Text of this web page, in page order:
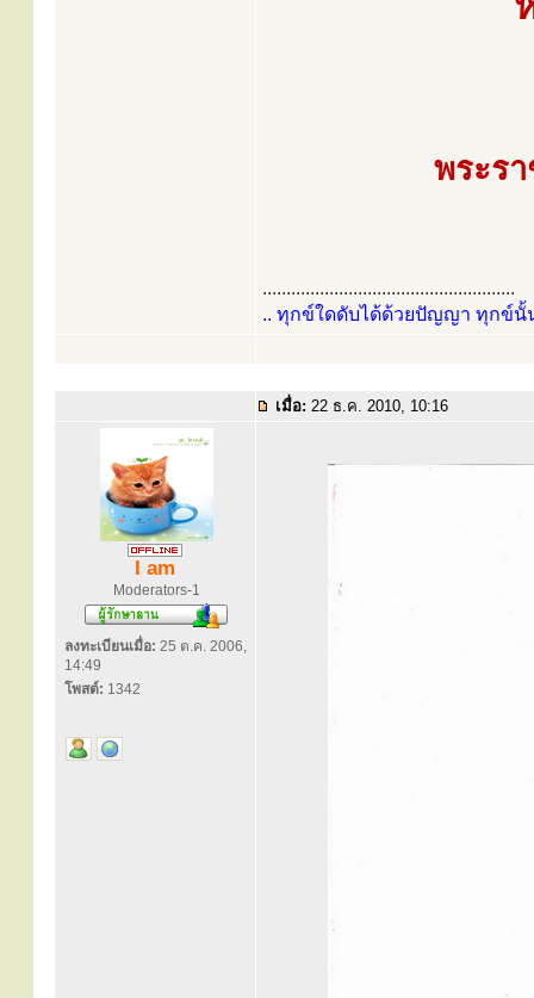
พระร
.....................................................
.. ทุกข์ใดดับได้ด้วยปัญญา ทุกข์นั้
เมื่อ: 22 ธ.ค. 2010, 10:16
I am
Moderators-1
ลงทะเบียนเมื่อ: 25 ต.ค. 2006,
14:49
โพสต์: 1342